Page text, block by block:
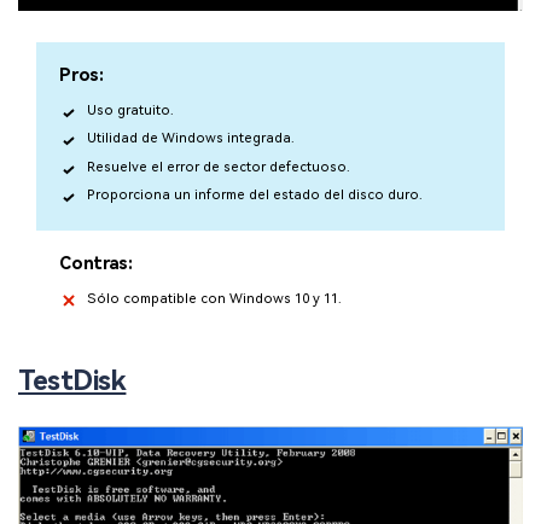
Reparador de Fotos con IA
Arregla fotos dañadas, mejora su nitidez y revive tus
recuerdos más valiosos con el poder de la IA.
Pros:
Uso gratuito.
Utilidad de Windows integrada.
Resuelve el error de sector defectuoso.
Proporciona un informe del estado del disco duro.
Contras:
Sólo compatible con Windows 10 y 11.
TestDisk